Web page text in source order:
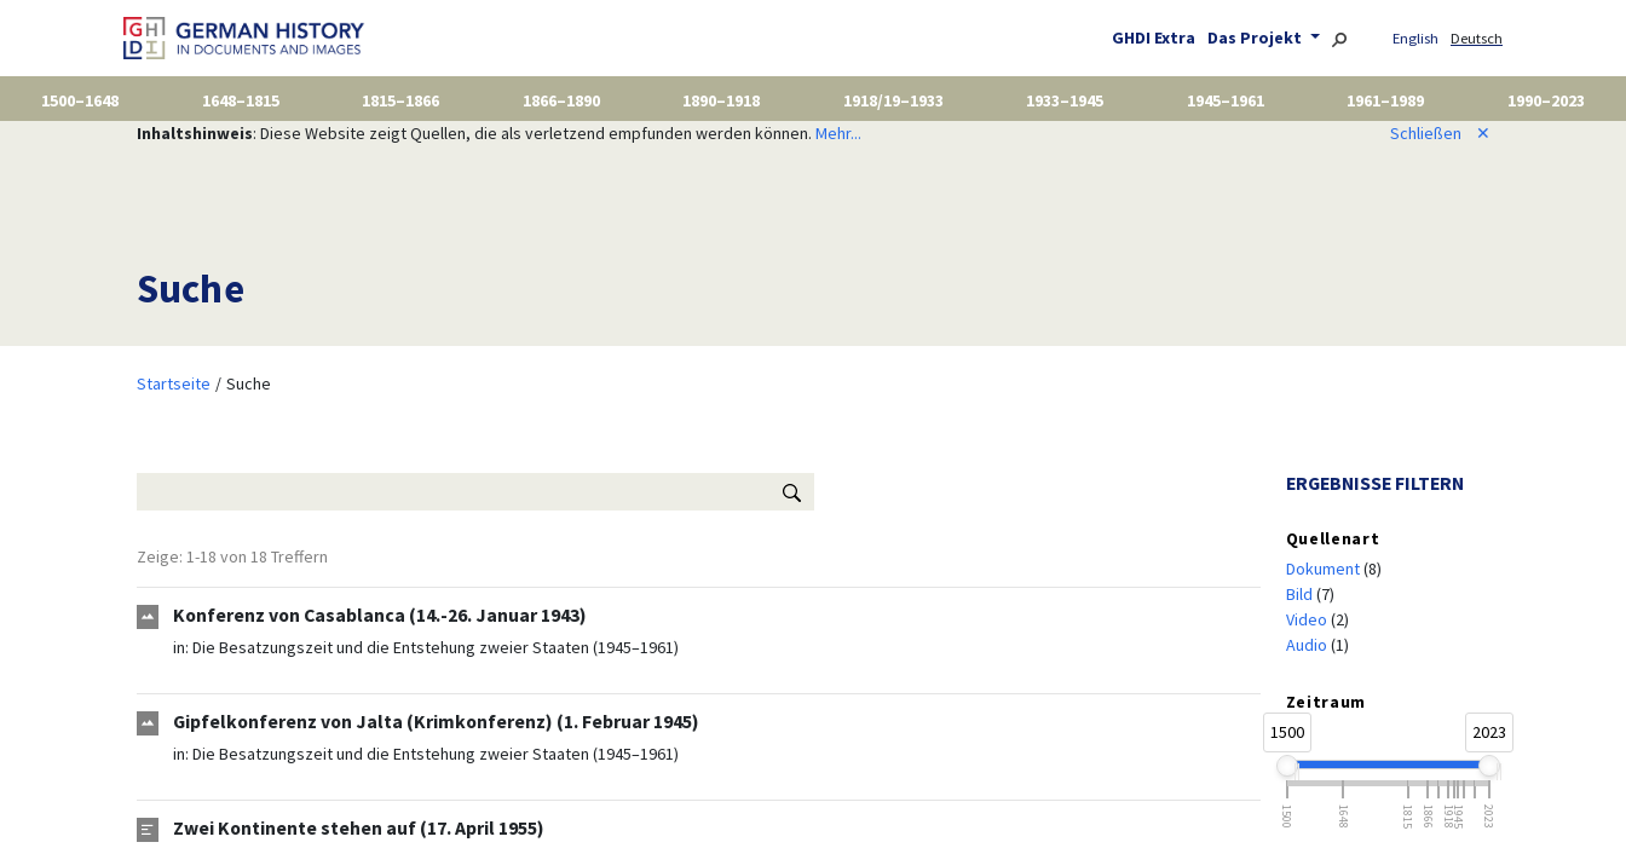
GHDI Extra Das Projekt English Deutsch
1500–1648 1648–1815 1815–1866 1866–1890 1890–1918 1918/19–1933 1933–1945 1945–1961 1961–1989
1990–2023
Inhaltshinweis: Diese Website zeigt Quellen, die als verletzend empfunden werden können. Mehr... Schließen ✕
Suche
Startseite Suche
Zeige: 1-18 von 18 Treffern
Konferenz von Casablanca (14.-26. Januar 1943)
in: Die Besatzungszeit und die Entstehung zweier Staaten (1945–1961)
Gipfelkonferenz von Jalta (Krimkonferenz) (1. Februar 1945)
in: Die Besatzungszeit und die Entstehung zweier Staaten (1945–1961)
Zwei Kontinente stehen auf (17. April 1955)
ERGEBNISSE FILTERN
Quellenart
Dokument(8)
Bild (7)
Video (2)
Audio (1)
Zeitraum
1500
2023
1500 1648 1815 1866 19181945 2023